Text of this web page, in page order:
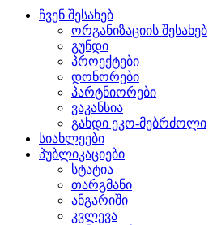
ჩვენ შესახებ
ორგანიზაციის შესახებ
გუნდი
პროექტები
დონორები
პარტნიორები
ვაკანსია
გახდი ეკო-მებრძოლი
სიახლეები
პუბლიკაციები
სტატია
თარგმანი
ანგარიში
კვლევა